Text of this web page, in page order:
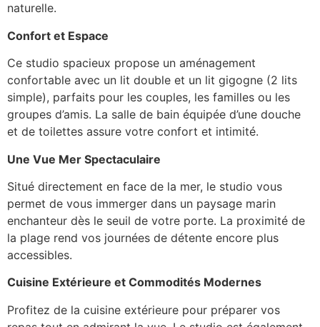
naturelle.
Confort et Espace
Ce studio spacieux propose un aménagement
confortable avec un lit double et un lit gigogne (2 lits
simple), parfaits pour les couples, les familles ou les
groupes d’amis. La salle de bain équipée d’une douche
et de toilettes assure votre confort et intimité.
Une Vue Mer Spectaculaire
Situé directement en face de la mer, le studio vous
permet de vous immerger dans un paysage marin
enchanteur dès le seuil de votre porte. La proximité de
la plage rend vos journées de détente encore plus
accessibles.
Cuisine Extérieure et Commodités Modernes
Profitez de la cuisine extérieure pour préparer vos